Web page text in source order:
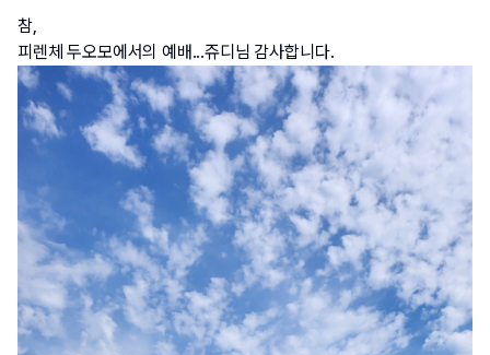
참,
피렌체 두오모에서의 예배...쥬디님 감사합니다.